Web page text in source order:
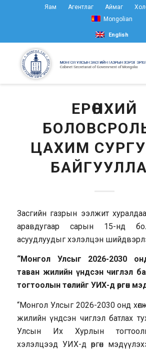
Яам Агентлаг Аймаг
Mongolian
English
ЕРӨНХИЙ
ЦАХИМ
Засгийн газрын ээлжит
аравдугаар сарын 15-нд
асуудлуудыг хэлэлцэн
“Монгол Улсыг 2026-2030
таван жилийн үндсэн чиглэл
тогтоолын төслийг УИХ-д өргөн
“Монгол Улсыг 2026-2030 онд
жилийн үндсэн чиглэл батлах
Улсын Их Хурлын
хэлэлцээд УИХ-д өргөн